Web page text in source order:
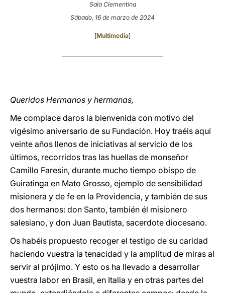
Sala Clementina
Sábado, 16 de marzo de 2024
[Multimedia]
Queridos Hermanos y hermanas,
Me complace daros la bienvenida con motivo del
vigésimo aniversario de su Fundación. Hoy traéis aquí
veinte años llenos de iniciativas al servicio de los
últimos, recorridos tras las huellas de monseñor
Camillo Faresin, durante mucho tiempo obispo de
Guiratinga en Mato Grosso, ejemplo de sensibilidad
misionera y de fe en la Providencia, y también de sus
dos hermanos: don Santo, también él misionero
salesiano, y don Juan Bautista, sacerdote diocesano.
Os habéis propuesto recoger el testigo de su caridad
haciendo vuestra la tenacidad y la amplitud de miras al
servir al prójimo. Y esto os ha llevado a desarrollar
vuestra labor en Brasil, en Italia y en otras partes del